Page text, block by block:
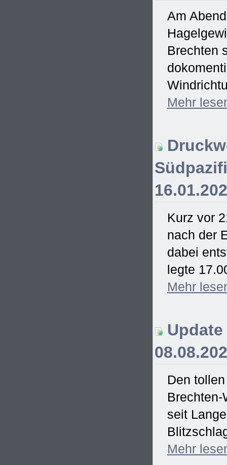
Am
Brechten
Mehr
Kurz vor
nach der
dabei
legte
Mehr
Den
Brechten-
seit
Mehr